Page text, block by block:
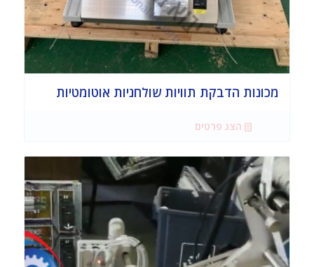
מכונות הדבקת תוויות שולחניות אוטומטיות
הצג פרטים